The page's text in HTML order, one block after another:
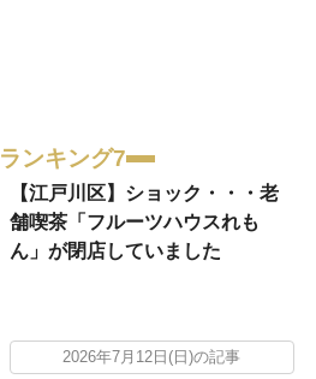
ランキング7
【江戸川区】ショック・・・老
舗喫茶「フルーツハウスれも
ん」が閉店していました
2026年7月12日(日)の記事